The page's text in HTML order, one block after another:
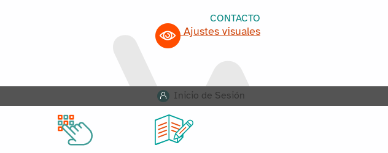
CONTACTO
Ajustes visuales
Inicio de Sesión